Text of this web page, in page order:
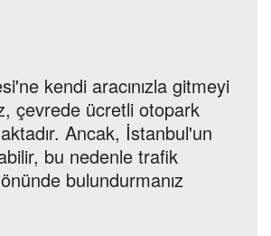
kendi aracınızla gitmeyi
çevrede ücretli otopark
Ancak, İstanbul'un
bu nedenle trafik
bulundurmanız